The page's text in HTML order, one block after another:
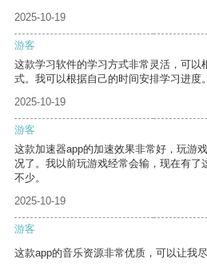
2025-10-19
游客
这款学习软件的学习方式非常灵活，可以
式。我可以根据自己的时间安排学习进度。
2025-10-19
游客
这款加速器app的加速效果非常好，玩游
况了。我以前玩游戏经常会输，现在有了
不少。
2025-10-19
游客
这款app的音乐资源非常优质，可以让我